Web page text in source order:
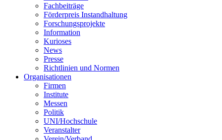
Fachbeiträge
Förderpreis Instandhaltung
Forschungsprojekte
Information
Kurioses
News
Presse
Richtlinien und Normen
Organisationen
Firmen
Institute
Messen
Politik
UNI/Hochschule
Veranstalter